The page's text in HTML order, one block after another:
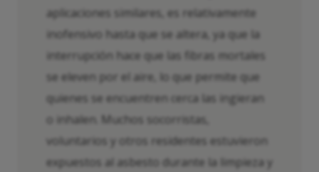
aplicaciones similares, es relativamente
inofensivo hasta que se altera, ya que la
interrupción hace que las fibras mortales
se eleven por el aire, lo que permite que
quienes se encuentren cerca las ingieran
o inhalen. Muchos socorristas,
voluntarios y otros residentes estuvieron
expuestos al asbesto durante la limpieza y